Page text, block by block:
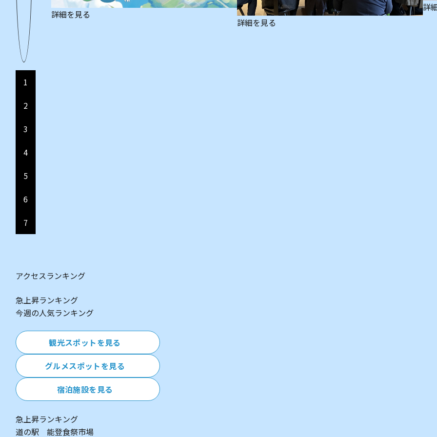
詳細を見る
詳細を見る
詳
1
2
3
4
5
6
7
アクセスランキング
急上昇ランキング
今週の人気ランキング
観光スポットを見る
グルメスポットを見る
宿泊施設を見る
急上昇ランキング
道の駅 能登食祭市場